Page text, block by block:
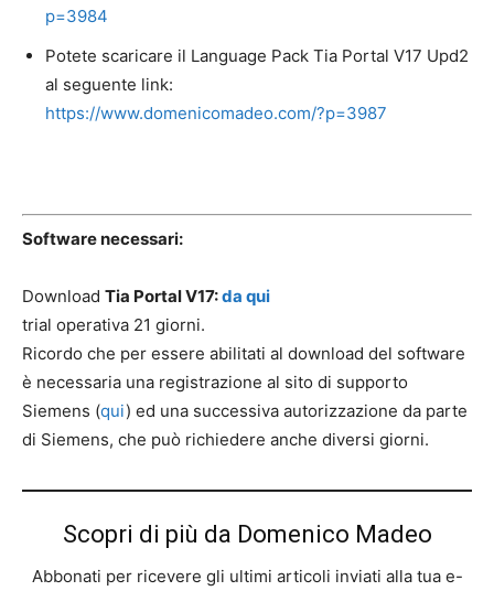
p=3984
Potete scaricare il Language Pack Tia Portal V17 Upd2
al seguente link:
https://www.domenicomadeo.com/?p=3987
Software necessari:
Download Tia Portal V17:da qui
trial operativa 21 giorni.
Ricordo che per essere abilitati al download del software
è necessaria una registrazione al sito di supporto
Siemens (qui) ed una successiva autorizzazione da parte
di Siemens, che può richiedere anche diversi giorni.
Scopri di più da Domenico Madeo
Abbonati per ricevere gli ultimi articoli inviati alla tua e-